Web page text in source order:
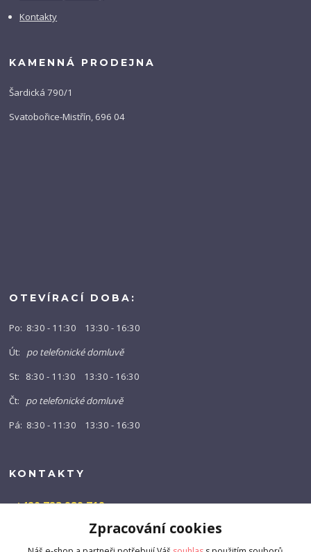
Kontakty
KAMENNÁ PRODEJNA
Šardická 790/1
Svatobořice-Mistřín, 696 04
OTEVÍRACÍ DOBA:
Po: 8:30 - 11:30 13:30 - 16:30
Út: po telefonické domluvě
St: 8:30 - 11:30 13:30 - 16:30
Čt: po telefonické domluvě
Pá: 8:30 - 11:30 13:30 - 16:30
KONTAKTY
+420 723 989 719
info@barny-shop.cz
Zpracování cookies